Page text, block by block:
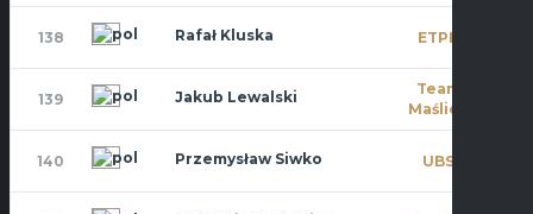
138 Rafał Kluska ETPK
139 Jakub Lewalski
Team
Maślice
140 Przemysław Siwko UBS